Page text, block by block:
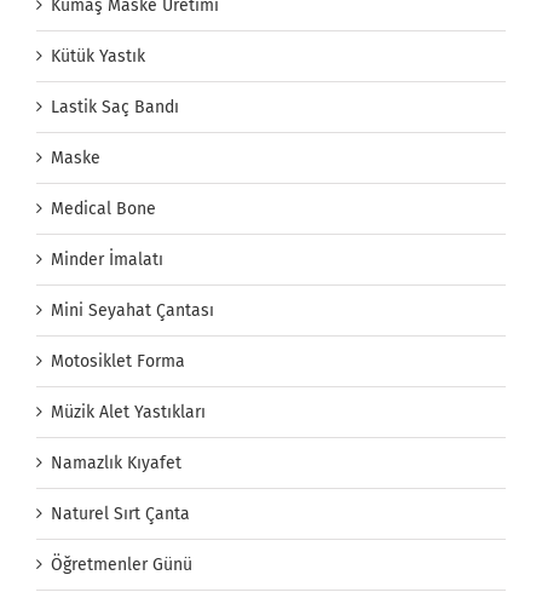
Kumaş Maske Üretimi
Kütük Yastık
Lastik Saç Bandı
Maske
Medical Bone
Minder İmalatı
Mini Seyahat Çantası
Motosiklet Forma
Müzik Alet Yastıkları
Namazlık Kıyafet
Naturel Sırt Çanta
Öğretmenler Günü